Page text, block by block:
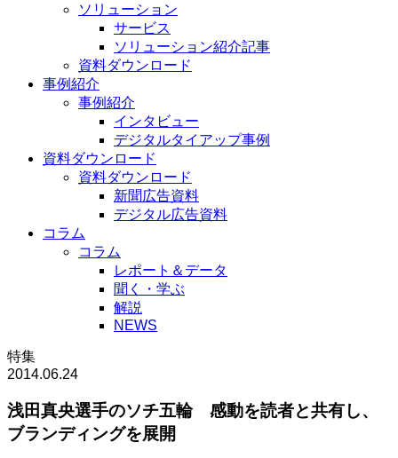
ソリューション
サービス
ソリューション紹介記事
資料ダウンロード
事例紹介
事例紹介
インタビュー
デジタルタイアップ事例
資料ダウンロード
資料ダウンロード
新聞広告資料
デジタル広告資料
コラム
コラム
レポート＆データ
聞く・学ぶ
解説
NEWS
特集
2014.06.24
浅田真央選手のソチ五輪 感動を読者と共有し、
ブランディングを展開